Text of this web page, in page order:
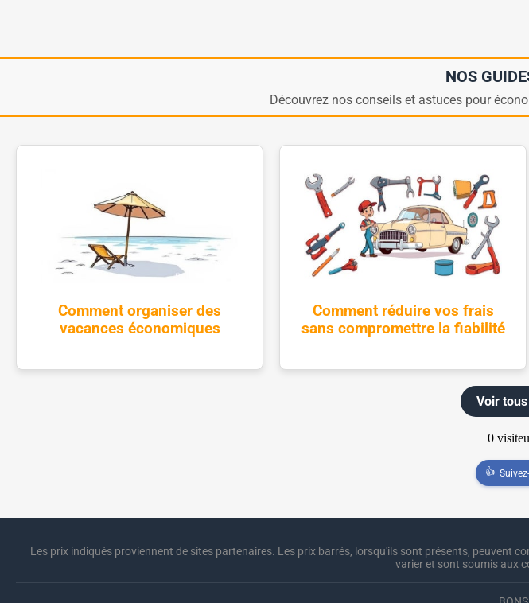
NOS
Découvrez nos conseils et astuces pour
Comment organiser des
vacances économiques
Comment réduire vos frais
sans compromettre la fiabilité
Voir
👍
Les prix indiqués proviennent de sites partenaires. Les prix barrés, lorsqu'ils sont présents, peuvent
varier et sont soumis aux